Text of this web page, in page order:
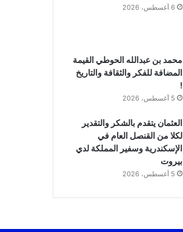
6 أغسطس، 2026
محمد بن عبدالله الحوطي القيمة
المضافة للفكر والثقافة والتاريخ
!
5 أغسطس، 2026
العثمان يتقدم بالشكر والتقدير
لكلا من القنصل العام في
الإسكندرية وسفير المملكة لدي
بيروت
5 أغسطس، 2026